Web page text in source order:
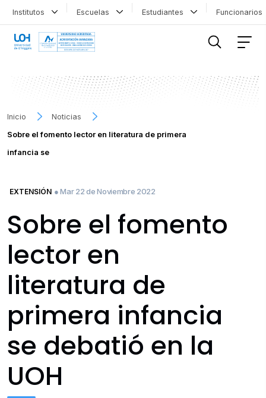
Institutos Escuelas Estudiantes
Inicio
Noticias
Sobre el fomento lector en literatura de primera
infancia se
EXTENSIÓN ● Mar 22 de Noviembre 2022
Sobre el fomento
lector en
literatura de
primera infancia
se debatió en la
UOH